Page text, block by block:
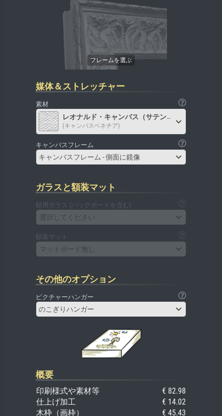
媒体＆ストレッチャー
素材
レオナルド・キャンバス（サテン）
(キャンバスベネチア)
キャンバスフレーム
キャンバスフレーム - 側面に鏡像
ガラスと額装マット
額用ガラス (バックボードを含む)
選択してください
額装マット
マットボード無し
その他のオプション
ピクチャーハンガー
のこぎりハンガー
概要
印刷様式や素材等
€ 82.98
仕上げ加工
€ 14.02
木枠（画枠）
€ 45.43